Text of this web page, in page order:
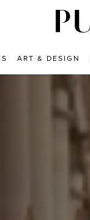
ART & DESIGN